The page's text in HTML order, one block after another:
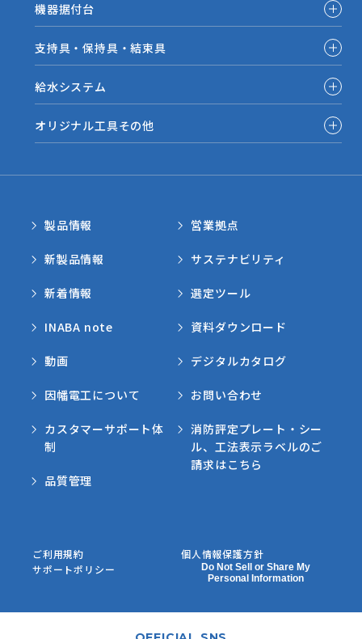
機器据付台
支持具・保持具・結束具
給水システム
オリジナル工具その他
製品情報
新製品情報
新着情報
INABA note
動画
因幡電工について
カスタマーサポート体
制
品質管理
営業拠点
サステナビリティ
選定ツール
資料ダウンロード
デジタルカタログ
お問い合わせ
消防評定プレート・シー
ル、工法表示ラベルのご
請求はこちら
ご利用規約
個人情報保護方針
サポートポリシー
Do Not Sell or Share My
Personal Information